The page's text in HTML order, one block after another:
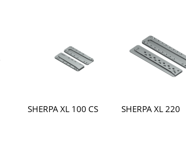
SHERPA XL 100 CS SHERPA XL 220